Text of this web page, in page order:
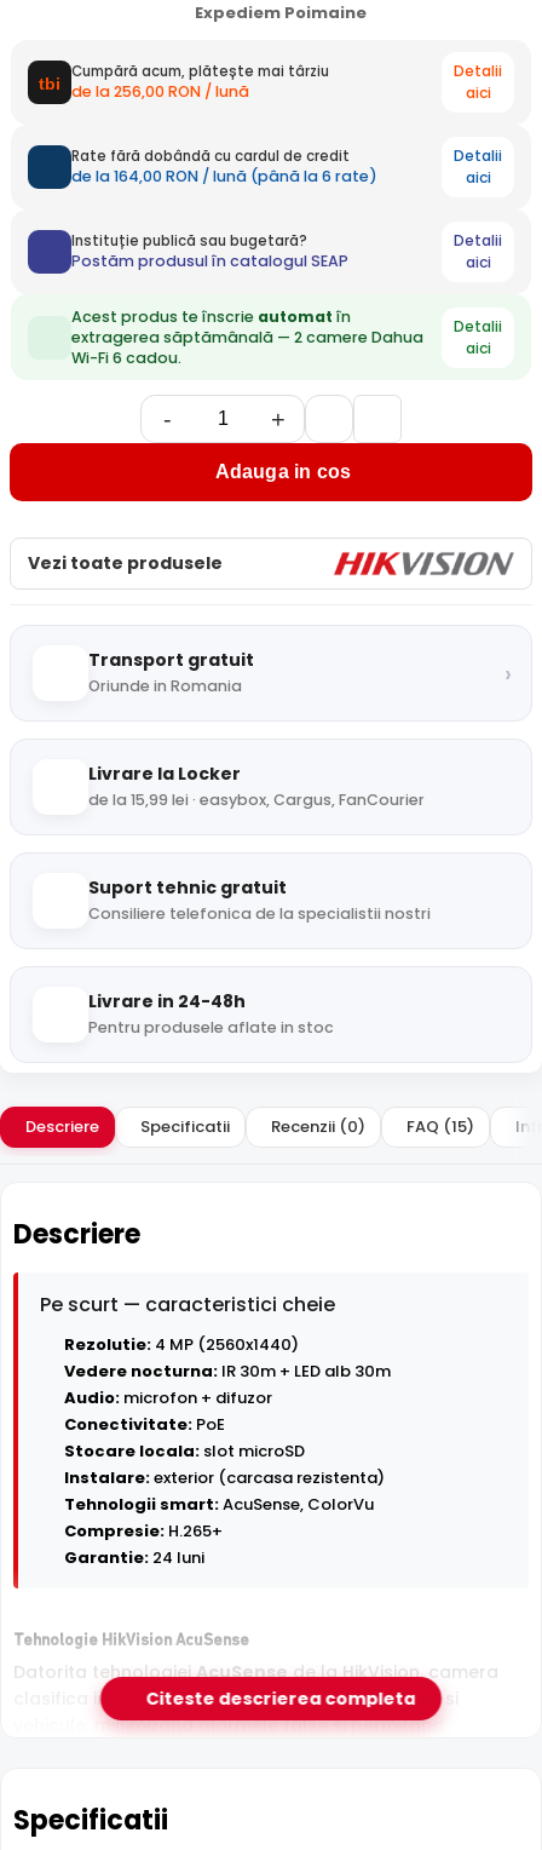
Expediem Poimaine
Cumpără acum, plătește mai târziu
de la 256,00 RON / lună
Detalii
aici
Rate fără dobândă cu cardul de credit
de la 164,00 RON / lună (până la 6 rate)
Detalii
aici
Instituție publică sau bugetară?
Postăm produsul în catalogul SEAP
Detalii
aici
Acest produs te înscrie automat în
extragerea săptămânală — 2 camere Dahua
Wi-Fi 6 cadou.
Detalii
aici
- +
Adauga in cos
Vezi toate produsele
Transport gratuit
Oriunde in Romania ›
Livrare la Locker
de la 15,99 lei · easybox, Cargus, FanCourier
Suport tehnic gratuit
Consiliere telefonica de la specialistii nostri
Livrare in 24-48h
Pentru produsele aflate in stoc
Descriere Specificatii Recenzii (0) FAQ (15)
Descriere
Pe scurt — caracteristici cheie
Rezolutie: 4 MP (2560x1440)
Vedere nocturna: IR 30m + LED alb 30m
Audio: microfon + difuzor
Conectivitate: PoE
Stocare locala: slot microSD
Instalare:exterior (carcasa rezistenta)
Tehnologii smart:AcuSense, ColorVu
Compresie: H.265+
Garantie: 24 luni
Tehnologie HikVision AcuSense
Datorita tehnologieiAcuSensede la HikVision, camera
clasifica inteligent tintele detectate in persoane si
vehicule, minimizand alarmele false si permitand
ColorVu 2.0 - Imagini color 24/7, generatia 2
HikVision DS-2CD2347G2H-LISU/SL(4MM)(EF) face parte
Citeste descrierea completa
Specificatii